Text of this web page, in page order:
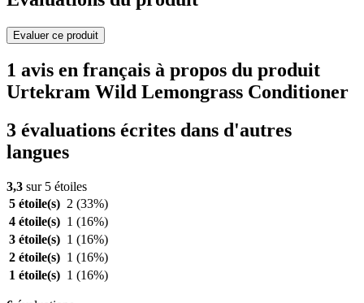
Evaluer ce produit
1 avis en français à propos du produit
Urtekram Wild Lemongrass Conditioner
3 évaluations écrites dans d'autres
langues
3,3 sur 5 étoiles
5 étoile(s) 2 (33%)
4 étoile(s) 1 (16%)
3 étoile(s) 1 (16%)
2 étoile(s) 1 (16%)
1 étoile(s) 1 (16%)